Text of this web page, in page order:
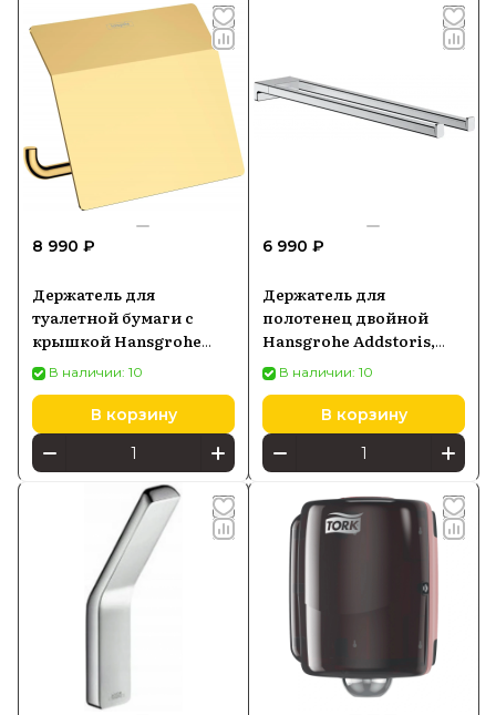
8 990 ₽
Держатель для
туалетной бумаги с
крышкой Hansgrohe
AddStoris, золото
оптическое
полированное 41753990
В наличии: 10
В корзину
6 990 ₽
Держатель для
полотенец двойной
Hansgrohe Addstoris,
хром 41770000
В наличии: 10
В корзину